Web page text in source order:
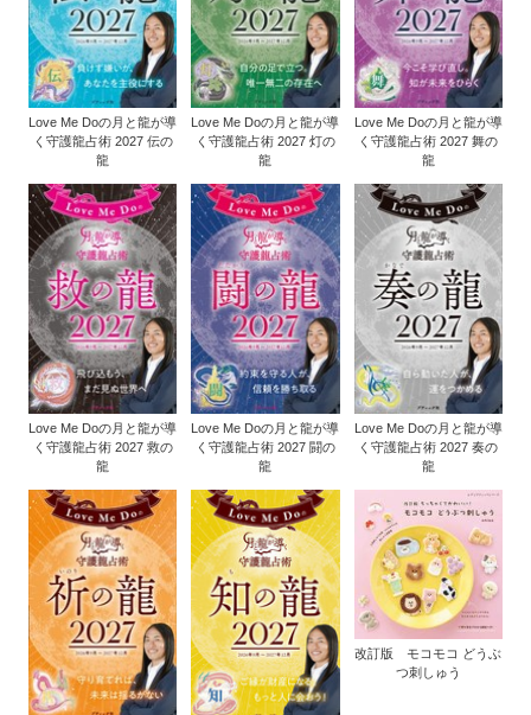
Love Me Doの月と龍が導
く守護龍占術 2027 伝の
龍
Love Me Doの月と龍が導
く守護龍占術 2027 灯の
龍
Love Me Doの月と龍が導
く守護龍占術 2027 舞の
龍
Love Me Doの月と龍が導
く守護龍占術 2027 救の
龍
Love Me Doの月と龍が導
く守護龍占術 2027 闘の
龍
Love Me Doの月と龍が導
く守護龍占術 2027 奏の
龍
改訂版 モコモコ どうぶ
つ刺しゅう